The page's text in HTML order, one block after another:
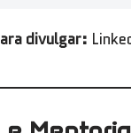
divulgar: